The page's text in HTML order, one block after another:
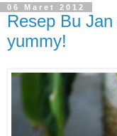
06 Maret 2012
Resep Bu
yummy!